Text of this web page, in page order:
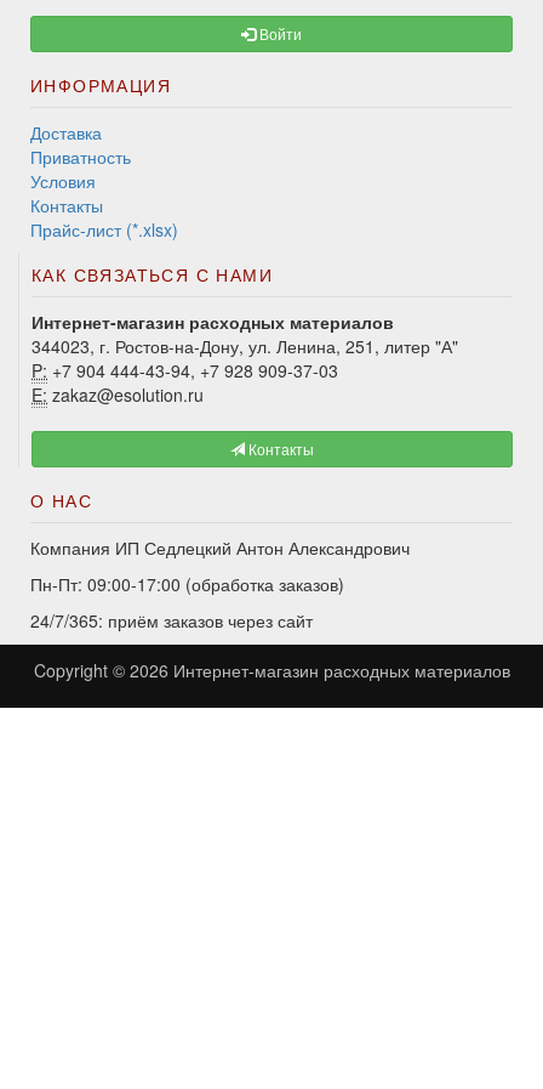
Войти
ИНФОРМАЦИЯ
Доставка
Приватность
Условия
Контакты
Прайс-лист (*.xlsx)
КАК СВЯЗАТЬСЯ С НАМИ
Интернет-магазин расходных материалов
344023, г. Ростов-на-Дону, ул. Ленина, 251, литер "А"
P: +7 904 444-43-94, +7 928 909-37-03
E: zakaz@esolution.ru
Контакты
О НАС
Компания ИП Седлецкий Антон Александрович
Пн-Пт: 09:00-17:00 (обработка заказов)
24/7/365: приём заказов через сайт
Copyright © 2026 Интернет-магазин расходных материалов